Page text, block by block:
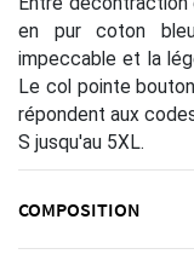
en pur coton
impeccable et la
Le col pointe
répondent aux
S jusqu'au 5XL.
COMPOSITION